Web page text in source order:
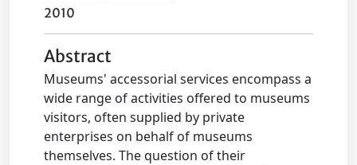
2010
Abstract
Museums' accessorial services encompass a
wide range of activities offered to museums
visitors, often supplied by private
enterprises on behalf of museums
themselves. The question of their